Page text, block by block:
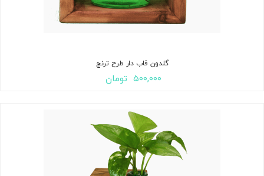
گلدون قاب دار طرح ترنج
۵۰۰,۰۰۰ تومان